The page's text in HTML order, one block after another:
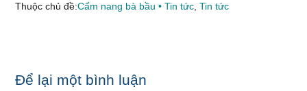
Thuộc chủ đề:Cẩm nang bà bầu • Tin tức ,Tin tức
Reader
Để lại một bình luận